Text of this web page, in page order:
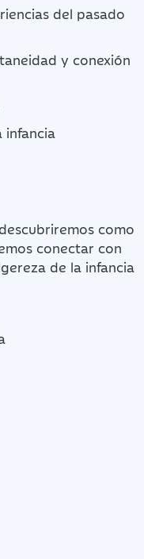
del pasado
y conexión
infancia
como
conectar con
de la infancia